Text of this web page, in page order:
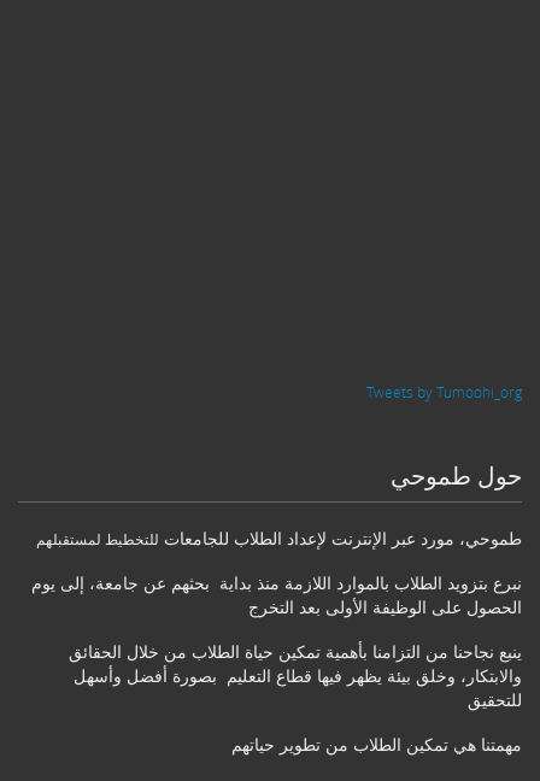
Tweets by Tumoohi_org
حول طموحي
طموحي، مورد عبر الإنترنت لإعداد الطلاب للجامعات للتخطيط لمستقبلهم
نبرع بتزويد الطلاب بالموارد اللازمة منذ بداية بحثهم عن جامعة، إلى يوم
الحصول على الوظيفة الأولى بعد التخرج
ينبع نجاحنا من التزامنا بأهمية تمكين حياة الطلاب من خلال الحقائق
والابتكار، وخلق بيئة يظهر فيها قطاع التعليم بصورة أفضل وأسهل
للتحقيق
مهمتنا هي تمكين الطلاب من تطوير حياتهم